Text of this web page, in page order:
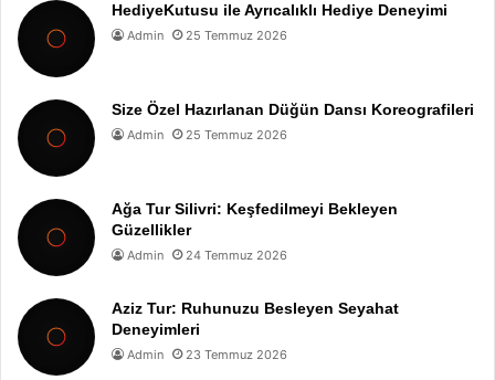
HediyeKutusu ile Ayrıcalıklı Hediye Deneyimi
Admin 25 Temmuz 2026
Size Özel Hazırlanan Düğün Dansı Koreografileri
Admin 25 Temmuz 2026
Ağa Tur Silivri: Keşfedilmeyi Bekleyen
Güzellikler
Admin 24 Temmuz 2026
Aziz Tur: Ruhunuzu Besleyen Seyahat
Deneyimleri
Admin 23 Temmuz 2026